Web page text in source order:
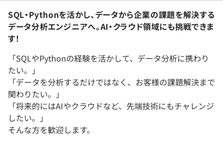
SQL・Pythonを活かし、データから企業の課題を解決する
データ分析エンジニアへ。AI・クラウド領域にも挑戦できま
す！
「SQLやPythonの経験を活かして、データ分析に携わり
たい。」
「データを分析するだけではなく、お客様の課題解決まで
関わりたい。」
「将来的にはAIやクラウドなど、先端技術にもチャレンジ
したい。」
そんな方を歓迎します。